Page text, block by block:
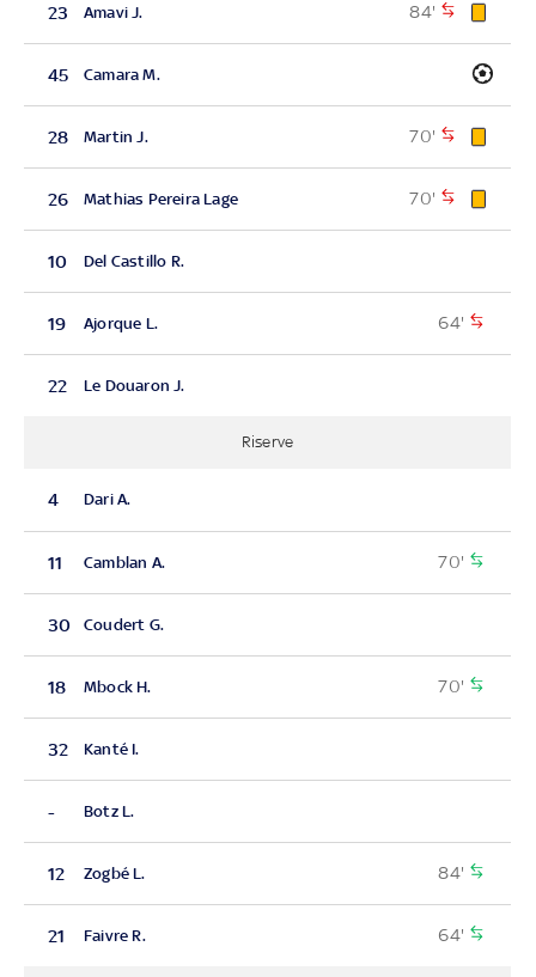
23 Amavi J. 84'
45 Camara M.
28 Martin J. 70'
26 Mathias Pereira Lage 70'
10 Del Castillo R.
19 Ajorque L. 64'
22 Le Douaron J.
Riserve
4 Dari A.
11 Camblan A. 70'
30 Coudert G.
18 Mbock H. 70'
32 Kanté I.
- Botz L.
12 Zogbé L. 84'
21 Faivre R. 64'